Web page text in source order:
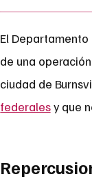
El Departamento
de una
ciudad de
federalesy que